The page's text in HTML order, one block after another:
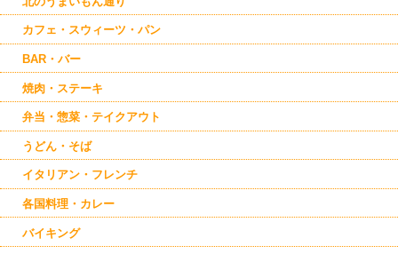
カフェ・スウィーツ・パン
BAR・バー
焼肉・ステーキ
弁当・惣菜・テイクアウト
うどん・そば
イタリアン・フレンチ
各国料理・カレー
バイキング